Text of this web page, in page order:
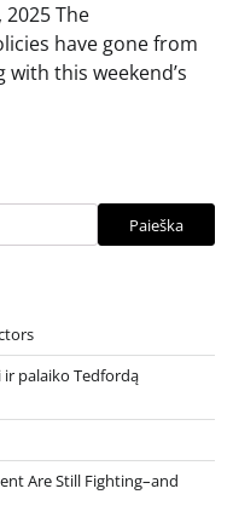
The
have gone from
this weekend’s
Paieška
palaiko Tedfordą
Are Still Fighting–and